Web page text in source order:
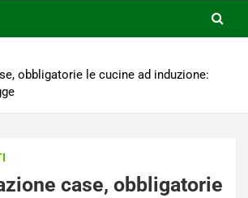
obbligatorie le cucine ad induzione:
case, obbligatorie